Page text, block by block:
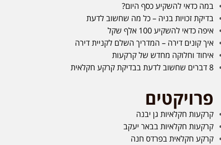
במה כדאי להשקיע כסף היום?
בדיקת זכויות בניה – כל מה שחשוב לדעת
איפה כדאי להשקיע 100 אלף שקל
איך קונים דירה – המדריך השלם לקניית דירה
איחוד וחלוקה מחדש של קרקעות
8 דברים שחשוב לדעת בבדיקת קרקע חקלאית
פרויקטים
קרקעות חקלאיות גן יבנה
קרקעות חקלאיות בבאר יעקב
קרקע חקלאית בפרדס חנה